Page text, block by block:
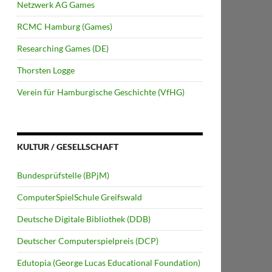
Netzwerk AG Games
RCMC Hamburg (Games)
Researching Games (DE)
Thorsten Logge
Verein für Hamburgische Geschichte (VfHG)
KULTUR / GESELLSCHAFT
Bundesprüfstelle (BPjM)
ComputerSpielSchule Greifswald
Deutsche Digitale Bibliothek (DDB)
Deutscher Computerspielpreis (DCP)
Edutopia (George Lucas Educational Foundation)